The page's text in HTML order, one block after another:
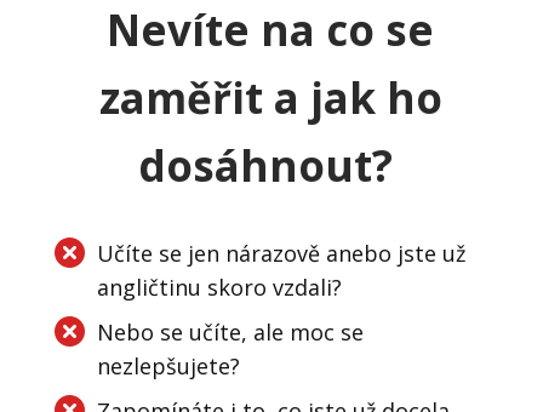
Nevíte na co se
zaměřit a jak ho
dosáhnout?
Učíte se jen nárazově anebo jste už
angličtinu skoro vzdali?
Nebo se učíte, ale moc se
nezlepšujete?